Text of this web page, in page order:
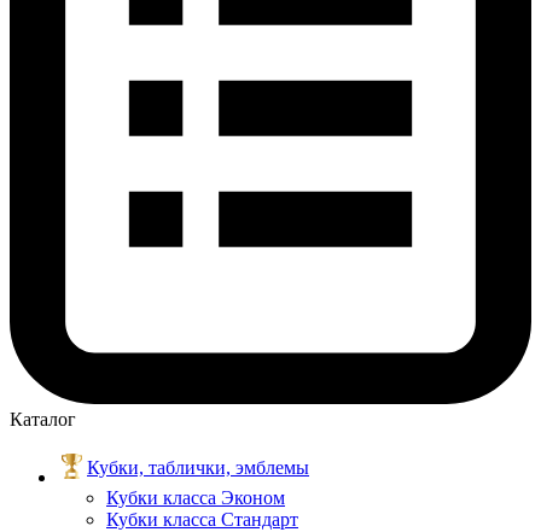
Каталог
Кубки, таблички, эмблемы
Кубки класса Эконом
Кубки класса Стандарт